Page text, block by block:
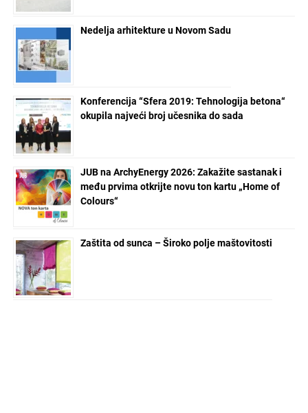
Nedelja arhitekture u Novom Sadu
Konferencija “Sfera 2019: Tehnologija betona“
okupila najveći broj učesnika do sada
JUB na ArchyEnergy 2026: Zakažite sastanak i
među prvima otkrijte novu ton kartu „Home of
Colours“
Zaštita od sunca – Široko polje maštovitosti